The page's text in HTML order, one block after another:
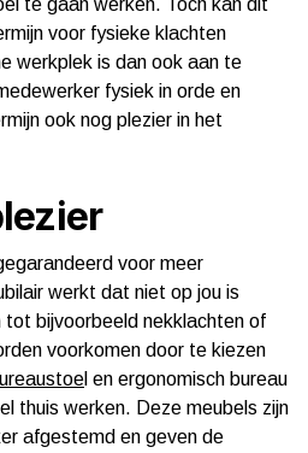
voor fysieke klachten
werkplek is dan ook aan te
fysiek in orde en
ook nog plezier in het
voor meer
werkt dat niet op jou is
bijvoorbeeld nekklachten of
voorkomen door te kiezen
l en ergonomisch bureau
thuis werken. Deze meubels zijn
afgestemd en geven de